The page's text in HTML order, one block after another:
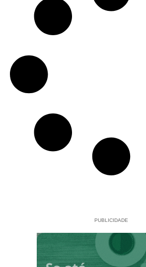
PUBLICIDADE